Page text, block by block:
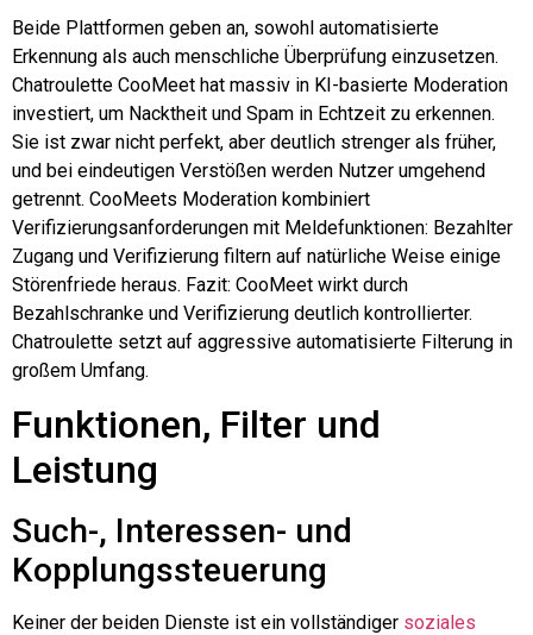
Beide Plattformen geben an, sowohl automatisierte
Erkennung als auch menschliche Überprüfung einzusetzen.
Chatroulette CooMeet hat massiv in KI-basierte Moderation
investiert, um Nacktheit und Spam in Echtzeit zu erkennen.
Sie ist zwar nicht perfekt, aber deutlich strenger als früher,
und bei eindeutigen Verstößen werden Nutzer umgehend
getrennt. CooMeets Moderation kombiniert
Verifizierungsanforderungen mit Meldefunktionen: Bezahlter
Zugang und Verifizierung filtern auf natürliche Weise einige
Störenfriede heraus. Fazit: CooMeet wirkt durch
Bezahlschranke und Verifizierung deutlich kontrollierter.
Chatroulette setzt auf aggressive automatisierte Filterung in
großem Umfang.
Funktionen, Filter und
Leistung
Such-, Interessen- und
Kopplungssteuerung
Keiner der beiden Dienste ist ein vollständiger soziales